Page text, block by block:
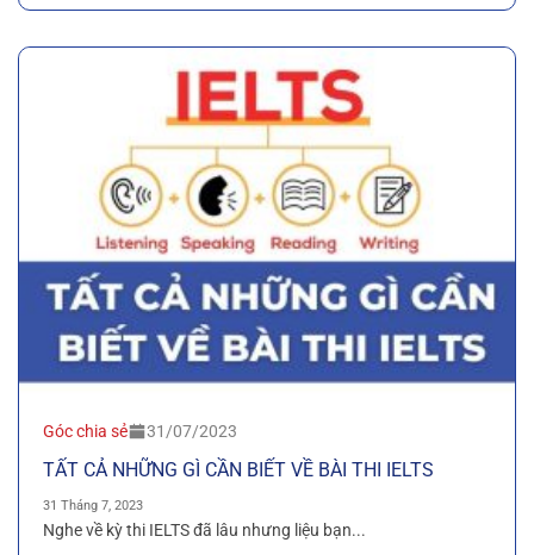
Góc chia sẻ 31/07/2023
TẤT CẢ NHỮNG GÌ CẦN BIẾT VỀ BÀI THI IELTS
31 Tháng 7, 2023
Nghe về kỳ thi IELTS đã lâu nhưng liệu bạn...